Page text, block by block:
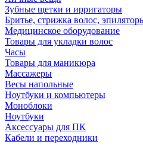
Зубные щетки и ирригаторы
Бритье, стрижка волос,
Медицинское оборудование
Товары для укладки волос
Часы
Товары для маникюра
Массажеры
Весы напольные
Ноутбуки и компьютеры
Моноблоки
Ноутбуки
Аксессуары для ПК
Кабели и переходники